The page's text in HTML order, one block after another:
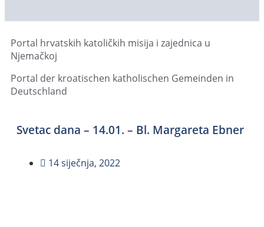
Portal hrvatskih katoličkih misija i zajednica u
Njemačkoj
Portal der kroatischen katholischen Gemeinden in
Deutschland
Svetac dana – 14.01. – Bl. Margareta Ebner
14 siječnja, 2022